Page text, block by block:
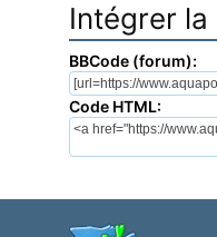
Intégrer
BBCode (forum):
Code HTML: